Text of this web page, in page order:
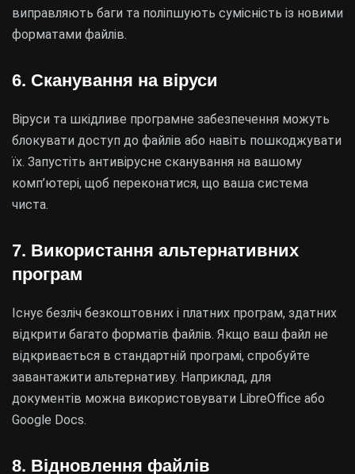
виправляють баги та поліпшують сумісність із новими
форматами файлів.
6. Сканування на віруси
Віруси та шкідливе програмне забезпечення можуть
блокувати доступ до файлів або навіть пошкоджувати
їх. Запустіть антивірусне сканування на вашому
комп’ютері, щоб переконатися, що ваша система
чиста.
7. Використання альтернативних
програм
Існує безліч безкоштовних і платних програм, здатних
відкрити багато форматів файлів. Якщо ваш файл не
відкривається в стандартній програмі, спробуйте
завантажити альтернативу. Наприклад, для
документів можна використовувати LibreOffice або
Google Docs.
8. Відновлення файлів